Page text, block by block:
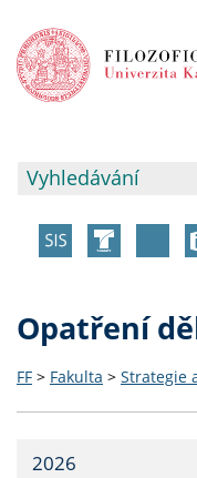
Opatření
FF > Fakulta > Strategie
2026